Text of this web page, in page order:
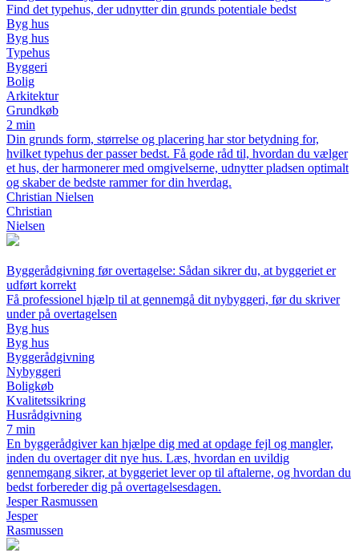
Find det typehus, der udnytter din grunds potentiale bedst
Byg hus
Byg hus
Typehus
Byggeri
Bolig
Arkitektur
Grundkøb
2 min
Din grunds form, størrelse og placering har stor betydning for,
hvilket typehus der passer bedst. Få gode råd til, hvordan du vælger
et hus, der harmonerer med omgivelserne, udnytter pladsen optimalt
og skaber de bedste rammer for din hverdag.
Christian Nielsen
Christian
Nielsen
Byggerådgivning før overtagelse: Sådan sikrer du, at byggeriet er
udført korrekt
Få professionel hjælp til at gennemgå dit nybyggeri, før du skriver
under på overtagelsen
Byg hus
Byg hus
Byggerådgivning
Nybyggeri
Boligkøb
Kvalitetssikring
Husrådgivning
7 min
En byggerådgiver kan hjælpe dig med at opdage fejl og mangler,
inden du overtager dit nye hus. Læs, hvordan en uvildig
gennemgang sikrer, at byggeriet lever op til aftalerne, og hvordan du
bedst forbereder dig på overtagelsesdagen.
Jesper Rasmussen
Jesper
Rasmussen